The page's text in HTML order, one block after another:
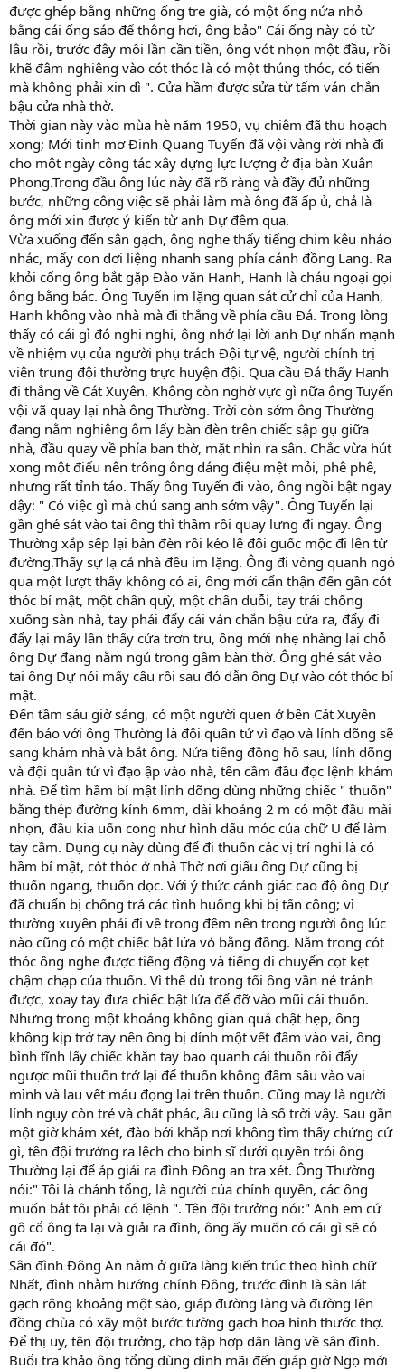
được ghép bằng những ống tre già, có một ống nứa nhỏ
bằng cái ống sáo để thông hơi, ông bảo" Cái ống này có từ
lâu rồi, trước đây mỗi lần cần tiền, ông vót nhọn một đầu, rồi
khẽ đâm nghiêng vào cót thóc là có một thúng thóc, có tiển
mà không phải xin dì ". Cửa hầm được sửa từ tấm ván chắn
bậu cửa nhà thờ.
Thời gian này vào mùa hè năm 1950, vụ chiêm đã thu hoạch
xong; Mới tinh mơ Đinh Quang Tuyến đã vội vàng rời nhà đi
cho một ngày công tác xây dựng lực lượng ở địa bàn Xuân
Phong.Trong đầu ông lúc này đã rõ ràng và đầy đủ những
bước, những công việc sẽ phải làm mà ông đã ấp ủ, chả là
ông mới xin được ý kiến từ anh Dự đêm qua.
Vừa xuống đến sân gạch, ông nghe thấy tiếng chim kêu nháo
nhác, mấy con dơi liệng nhanh sang phía cánh đồng Lang. Ra
khỏi cổng ông bắt gặp Đào văn Hanh, Hanh là cháu ngoại gọi
ông bằng bác. Ông Tuyến im lặng quan sát cử chỉ của Hanh,
Hanh không vào nhà mà đi thẳng về phía cầu Đá. Trong lòng
thấy có cái gì đó nghi nghi, ông nhớ lại lời anh Dự nhấn mạnh
về nhiệm vụ của người phụ trách Đội tự vệ, người chính trị
viên trung đội thường trực huyện đội. Qua cầu Đá thấy Hanh
đi thẳng về Cát Xuyên. Không còn nghờ vực gì nữa ông Tuyến
vội vã quay lại nhà ông Thường. Trời còn sớm ông Thường
đang nằm nghiêng ôm lấy bàn đèn trên chiếc sập gụ giữa
nhà, đầu quay về phía ban thờ, mặt nhìn ra sân. Chắc vừa hút
xong một điếu nên trông ông dáng điệu mệt mỏi, phê phê,
nhưng rất tỉnh táo. Thấy ông Tuyến đi vào, ông ngồi bật ngay
dậy: " Có việc gì mà chú sang anh sớm vậy". Ông Tuyến lại
gần ghé sát vào tai ông thì thầm rồi quay lưng đi ngay. Ông
Thường xắp sếp lại bàn đèn rồi kéo lê đôi guốc mộc đi lên từ
đường.Thấy sự lạ cả nhà đều im lặng. Ông đi vòng quanh ngó
qua một lượt thấy không có ai, ông mới cẩn thận đến gần cót
thóc bí mật, một chân quỳ, một chân duỗi, tay trái chống
xuống sàn nhà, tay phải đẩy cái ván chắn bậu cửa ra, đẩy đi
đẩy lại mấy lần thấy cửa trơn tru, ông mới nhẹ nhàng lại chỗ
ông Dự đang nằm ngủ trong gầm bàn thờ. Ông ghé sát vào
tai ông Dự nói mấy câu rồi sau đó dẫn ông Dự vào cót thóc bí
mật.
Đến tầm sáu giờ sáng, có một người quen ở bên Cát Xuyên
đến báo với ông Thường là đội quân tử vì đạo và lính dõng sẽ
sang khám nhà và bắt ông. Nửa tiếng đồng hồ sau, lính dõng
và đội quân tử vì đạo ập vào nhà, tên cầm đầu đọc lệnh khám
nhà. Để tìm hầm bí mật lính dõng dùng những chiếc " thuốn"
bằng thép đường kính 6mm, dài khoảng 2 m có một đầu mài
nhọn, đầu kia uốn cong như hình dấu móc của chữ U để làm
tay cầm. Dụng cụ này dùng để đi thuốn các vị trí nghi là có
hầm bí mật, cót thóc ở nhà Thờ nơi giấu ông Dự cũng bị
thuốn ngang, thuốn dọc. Với ý thức cảnh giác cao độ ông Dự
đã chuẩn bị chống trả các tình huống khi bị tấn công; vì
thường xuyên phải đi về trong đêm nên trong người ông lúc
nào cũng có một chiếc bật lửa vỏ bằng đồng. Nằm trong cót
thóc ông nghe được tiếng động và tiếng di chuyển cọt kẹt
chậm chạp của thuốn. Vì thế dù trong tối ông vần né tránh
được, xoay tay đưa chiếc bật lửa để đỡ vào mũi cái thuốn.
Nhưng trong một khoảng không gian quá chật hẹp, ông
không kịp trở tay nên ông bị dính một vết đâm vào vai, ông
bình tĩnh lấy chiếc khăn tay bao quanh cái thuốn rồi đẩy
ngược mũi thuốn trở lại để thuốn không đâm sâu vào vai
mình và lau vết máu đọng lại trên thuốn. Cũng may là người
lính ngụy còn trẻ và chất phác, âu cũng là số trời vậy. Sau gần
một giờ khám xét, đào bới khắp nơi không tìm thấy chứng cứ
gì, tên đội trưởng ra lệch cho binh sĩ dưới quyền trói ông
Thường lại để áp giải ra đình Đông an tra xét. Ông Thường
nói:" Tôi là chánh tổng, là người của chính quyền, các ông
muốn bắt tôi phải có lệnh ". Tên đội trưởng nói:" Anh em cứ
gô cổ ông ta lại và giải ra đình, ông ấy muốn có cái gì sẽ có
cái đó".
Sân đình Đông An nằm ở giữa làng kiến trúc theo hình chữ
Nhất, đình nhằm hướng chính Đông, trước đình là sân lát
gạch rộng khoảng một sào, giáp đường làng và đường lên
đồng chùa có xây một bước tường gạch hoa hình thước thợ.
Để thị uy, tên đội trưởng, cho tập hợp dân làng về sân đình.
Buổi tra khảo ông tổng dùng dình mãi đến giáp giờ Ngọ mới